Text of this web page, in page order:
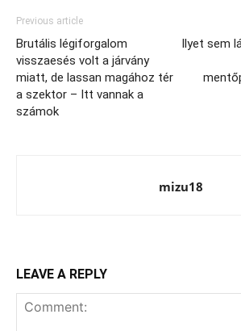
Previous article
Brutális légiforgalom
visszaesés volt a járvány
miatt, de lassan magához tér
a szektor – Itt vannak a
számok
Ilyet sem
mizu18
LEAVE A REPLY